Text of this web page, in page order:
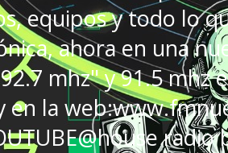
equipos y todo lo
ahora en una
mhz" y 91.5 mhz
en la
radio